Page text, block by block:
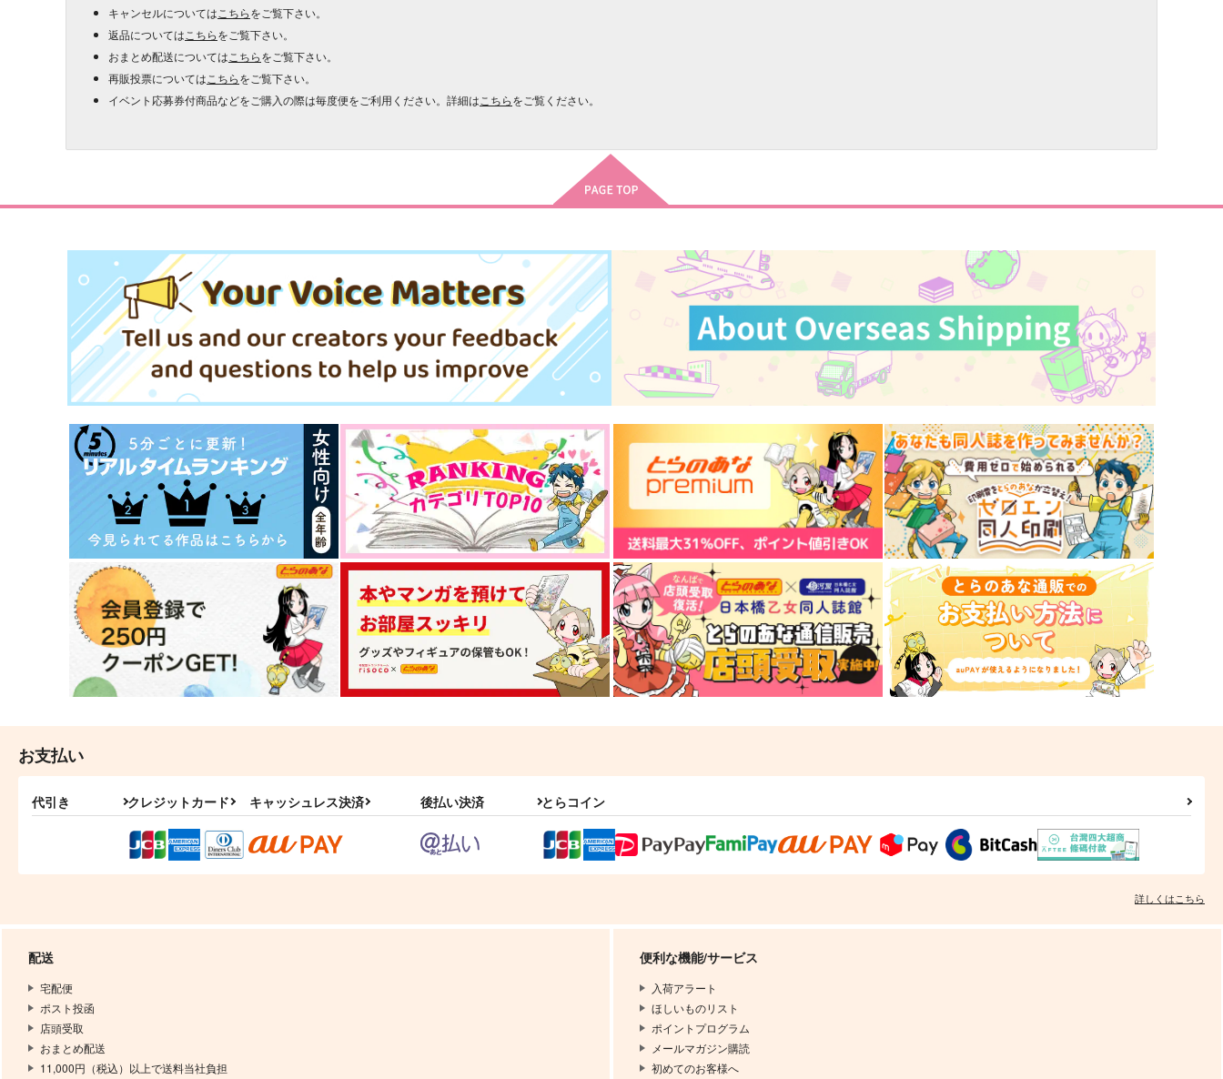
キャンセルについては こちらをご覧下さい。
返品については こちらをご覧下さい。
おまとめ配送については こちらをご覧下さい。
再販投票については こちらをご覧下さい。
イベント応募券付商品などをご購入の際は毎度便をご利用ください。詳細は こちらをご覧ください。
お支払い
代引き クレジットカード キャッシュレス決済 後払い決済 とらコイン
詳しくはこちら
配送
宅配便
ポスト投函
店頭受取
おまとめ配送
11,000円（税込）以上で送料当社負担
便利な機能/サービス
入荷アラート
ほしいものリスト
ポイントプログラム
メールマガジン購読
初めてのお客様へ